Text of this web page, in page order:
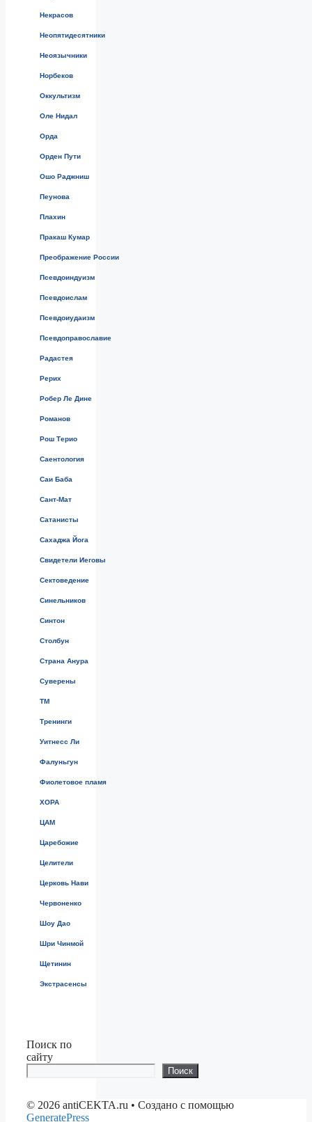
Некрасов
Неопятидесятники
Неоязычники
Норбеков
Оккультизм
Оле Нидал
Орда
Орден Пути
Ошо Раджниш
Пеунова
Плахин
Пракаш Кумар
Преображение России
Псевдоиндуизм
Псевдоислам
Псевдоиудаизм
Псевдоправославие
Радастея
Рерих
Робер Ле Дине
Романов
Рош Терио
Саентология
Саи Баба
Сант-Мат
Сатанисты
Сахаджа Йога
Свидетели Иеговы
Сектоведение
Синельников
Синтон
Столбун
Страна Анура
Суверены
ТМ
Тренинги
Уитнесс Ли
Фалуньгун
Фиолетовое пламя
ХОРА
ЦАМ
Царебожие
Целители
Церковь Нави
Червоненко
Шоу Дао
Шри Чинмой
Щетинин
Экстрасенсы
Поиск по
сайту
Поиск
© 2026 antiCEKTA.ru • Создано с помощью
GeneratePress